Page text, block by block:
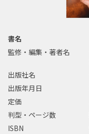
書名
監修・編集・著者名
出版社名
出版年月日
定価
判型・ページ数
ISBN